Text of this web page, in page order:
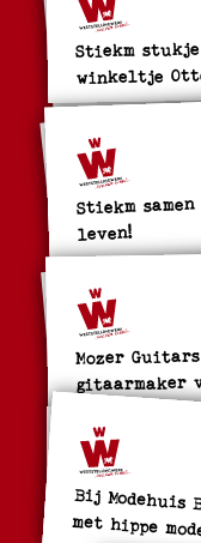
Stiekm
winkeltje
Stiekm
leven!
Mozer
gitaarmaker
Bij Modehuis Boersma Stiekm je beste zelf met